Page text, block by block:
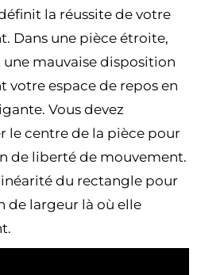
la réussite de votre
Dans une pièce étroite,
mauvaise disposition
espace de repos en
Vous devez
le centre de la pièce pour
de liberté de mouvement.
du rectangle pour
de largeur là où elle